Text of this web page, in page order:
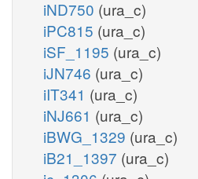
iND750 (ura_c)
iPC815 (ura_c)
iSF_1195 (ura_c)
iJN746 (ura_c)
iIT341 (ura_c)
iNJ661 (ura_c)
iBWG_1329 (ura_c)
iB21_1397 (ura_c)